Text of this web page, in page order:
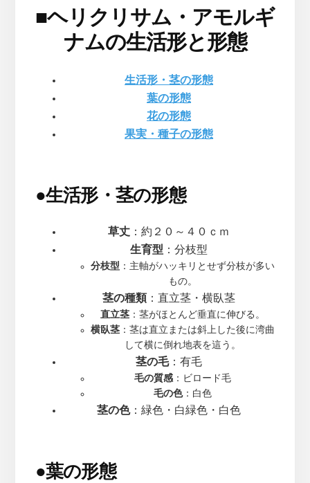
■ヘリクリサム・アモルギ
ナムの生活形と形態
生活形・茎の形態
葉の形態
花の形態
果実・種子の形態
●生活形・茎の形態
草丈 ：約２０～４０ｃｍ
生育型 ：分枝型
分枝型 ：主軸がハッキリとせず分枝が多い
もの。
茎の種類 ：直立茎・横臥茎
直立茎 ：茎がほとんど垂直に伸びる。
横臥茎 ：茎は直立または斜上した後に湾曲
して横に倒れ地表を這う。
茎の毛：有毛
毛の質感 ：ビロード毛
毛の色：白色
茎の色：緑色・白緑色・白色
●葉の形態